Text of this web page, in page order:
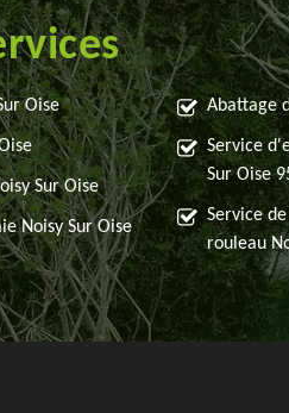
Oise
Sur Oise
Noisy Sur Oise
Abattage
Service
Sur Oise
Service
rouleau